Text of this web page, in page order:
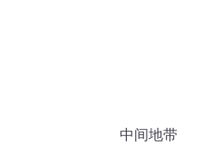
中间地带